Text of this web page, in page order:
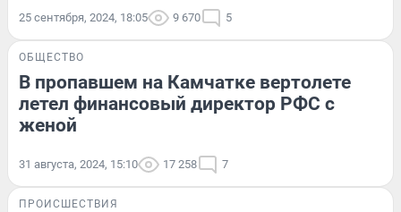
25 сентября, 2024, 18:05 9 670 5
ОБЩЕСТВО
В пропавшем на Камчатке вертолете
летел финансовый директор РФС с
женой
31 августа, 2024, 15:10 17 258 7
ПРОИСШЕСТВИЯ